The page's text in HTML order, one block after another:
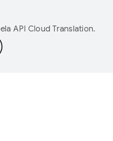
API Cloud Translation.